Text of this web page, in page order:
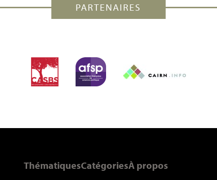
PARTENAIRES
ThématiquesCatégoriesÀ propos